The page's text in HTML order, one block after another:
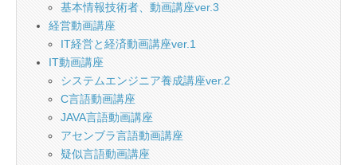
基本情報技術者、動画講座ver.3
経営動画講座
IT経営と経済動画講座ver.1
IT動画講座
システムエンジニア養成講座ver.2
C言語動画講座
JAVA言語動画講座
アセンブラ言語動画講座
疑似言語動画講座